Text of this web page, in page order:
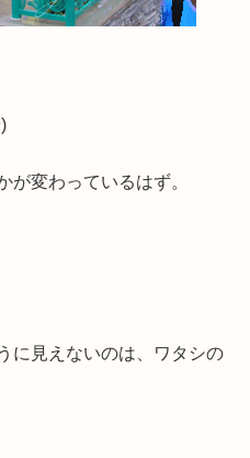
が変わっているはず。
に見えないのは、ワタシの